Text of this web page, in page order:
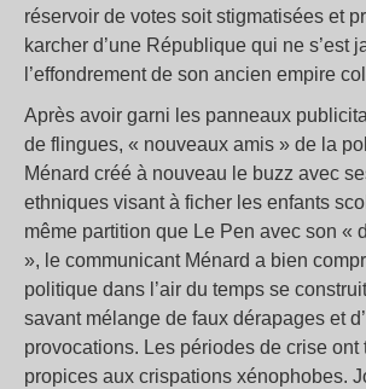
réservoir de votes soit stigmatisées et
karcher d’une République qui ne s’est
l’effondrement de son ancien empire
Après avoir garni les panneaux
de flingues, « nouveaux amis » de la
Ménard créé à nouveau le buzz avec
ethniques visant à ficher les enfants
même partition que Le Pen avec son «
», le communicant Ménard a bien
politique dans l’air du temps se
savant mélange de faux dérapages et
provocations. Les périodes de crise ont
propices aux crispations xénophobes.